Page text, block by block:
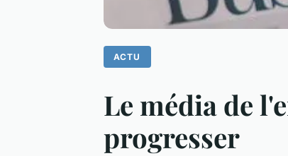
ACTU
Le média de
progresser